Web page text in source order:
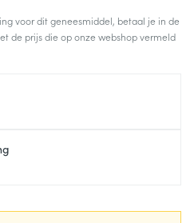
voor dit geneesmiddel, betaal je in de
de prijs die op onze webshop vermeld